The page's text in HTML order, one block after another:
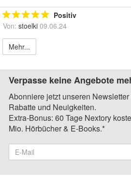
Positiv
Von: stoelki 09.06.24
Mehr...
Verpasse keine Angebote
Abonniere jetzt unseren
Rabatte und Neuigkeiten.
Extra-Bonus: 60 Tage Nextory
Mio. Hörbücher & E-Books.*